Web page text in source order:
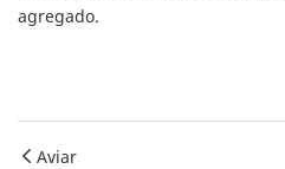
agregado.
Aviar